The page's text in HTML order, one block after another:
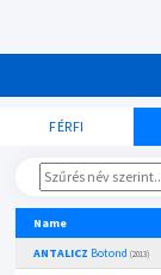
FÉRFI
Name
ANTALICZ Botond (2013)